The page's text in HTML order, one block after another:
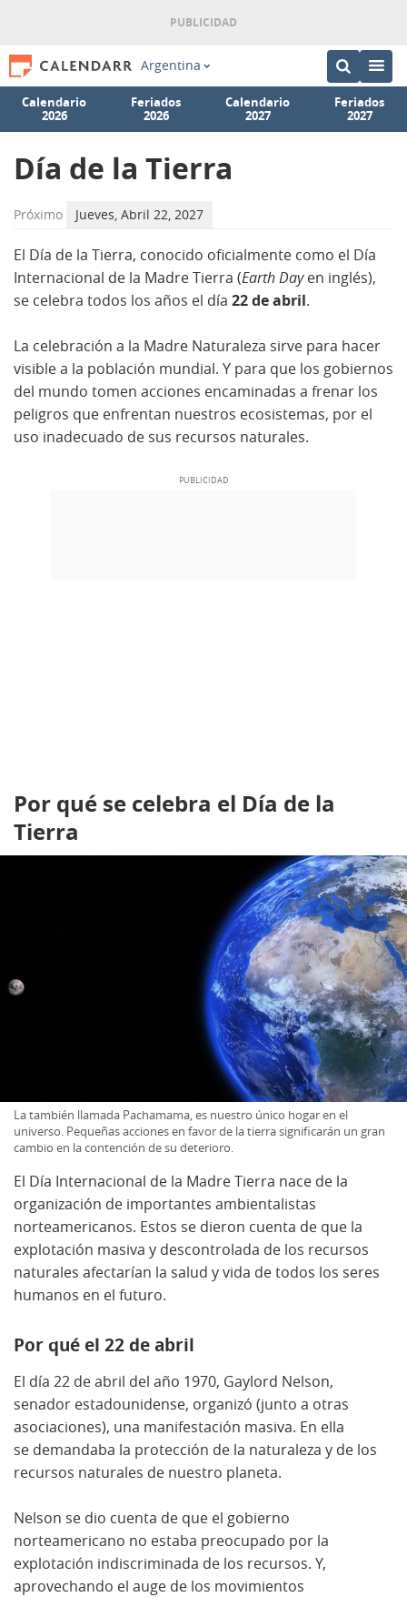
Argentina
Calendario
2026
Feriados
2026
Calendario
2027
Feriados
2027
Día de la Tierra
Próximo Jueves, Abril 22, 2027
El Día de la Tierra, conocido oficialmente como el Día
Internacional de la Madre Tierra (Earth Dayen inglés),
se celebra todos los años el día 22 de abril.
La celebración a la Madre Naturaleza sirve para hacer
visible a la población mundial. Y para que los gobiernos
del mundo tomen acciones encaminadas a frenar los
peligros que enfrentan nuestros ecosistemas, por el
uso inadecuado de sus recursos naturales.
Por qué se celebra el Día de la
Tierra
La también llamada Pachamama, es nuestro único hogar en el
universo. Pequeñas acciones en favor de la tierra significarán un gran
cambio en la contención de su deterioro.
El Día Internacional de la Madre Tierra nace de la
organización de importantes ambientalistas
norteamericanos. Estos se dieron cuenta de que la
explotación masiva y descontrolada de los recursos
naturales afectarían la salud y vida de todos los seres
humanos en el futuro.
Por qué el 22 de abril
El día 22 de abril del año 1970, Gaylord Nelson,
senador estadounidense, organizó (junto a otras
asociaciones), una manifestación masiva. En ella
se demandaba la protección de la naturaleza y de los
recursos naturales de nuestro planeta.
Nelson se dio cuenta de que el gobierno
norteamericano no estaba preocupado por la
explotación indiscriminada de los recursos. Y,
aprovechando el auge de los movimientos